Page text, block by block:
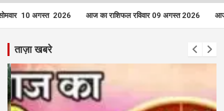
का राशिफल रविवार 09 अगस्त 2026 आज का राशिफल शनिवार 08
ताज़ा खबरे